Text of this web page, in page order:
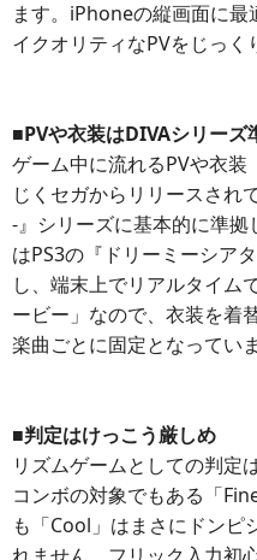
ます。iPhoneの縦画面に
イクオリティなPVをじっく
■PVや衣装はDIVAシリーズ
ゲーム中に流れるPVや衣
じくセガからリリースされ
-』シリーズに基本的に準
はPS3の『ドリーミーシア
し、端末上でリアルタイム
ービー」なので、衣装を着
楽曲ごとに固定となっていま
■判定はけっこう厳しめ
リズムゲームとしての判定
コンボの対象でもある「
も「Cool」はまさにドンピ